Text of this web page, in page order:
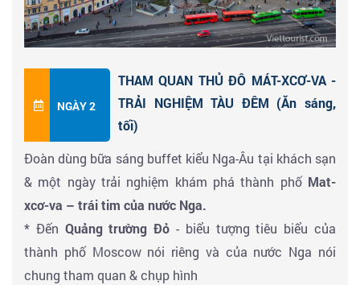
NGÀY 2
THAM QUAN THỦ ĐÔ MÁT-XCƠ-VA -
TRẢI NGHIỆM TÀU ĐÊM (Ăn sáng,
tối)
Đoàn dùng bữa sáng buffet kiểu Nga-Âu tại khách sạn
& một ngày trải nghiệm khám phá thành phốMat-
xcơ-va – trái tim của nước Nga.
* Đến Quảng trường Đỏ- biểu tượng tiêu biểu của
thành phố Moscow nói riêng và của nước Nga nói
chung tham quan & chụp hình